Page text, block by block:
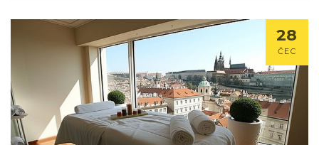
litovat!
28
ČEC